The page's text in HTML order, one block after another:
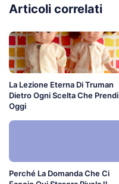
Articoli correlati
La Lezione Eterna Di Truman
Dietro Ogni Scelta Che Prendi
Oggi
Perché La Domanda Che Ci